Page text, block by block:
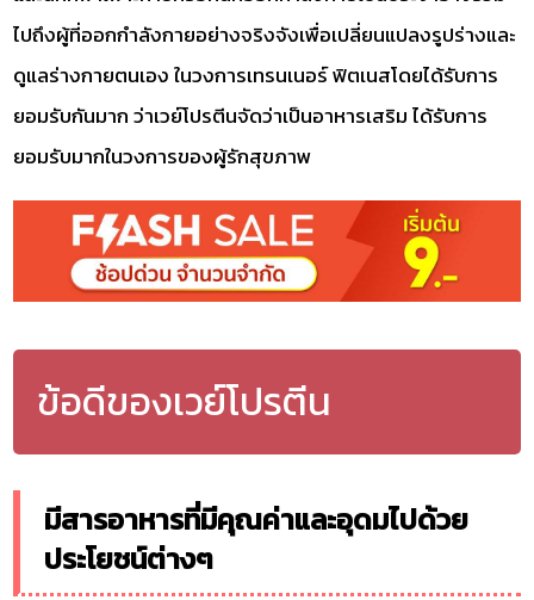
ไปถึงผู้ที่ออกกำลังกายอย่างจริงจังเพื่อเปลี่ยนแปลงรูปร่างและ
ดูแลร่างกายตนเอง ในวงการเทรนเนอร์ ฟิตเนสโดยได้รับการ
ยอมรับกันมาก ว่าเวย์โปรตีนจัดว่าเป็นอาหารเสริม ได้รับการ
ยอมรับมากในวงการของผู้รักสุขภาพ
ข้อดีของเวย์โปรตีน
มีสารอาหารที่มีคุณค่าและอุดมไปด้วย
ประโยชน์ต่างๆ